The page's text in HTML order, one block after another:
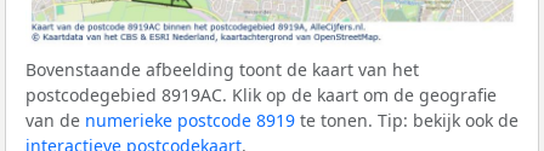
Bovenstaande afbeelding toont de kaart van het
postcodegebied 8919AC. Klik op de kaart om de geografie
van de numerieke postcode 8919 te tonen. Tip: bekijk ook de
interactieve postcodekaart.